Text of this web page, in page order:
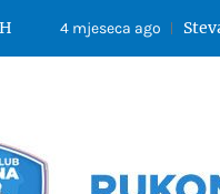
ago Stevanović sa 9